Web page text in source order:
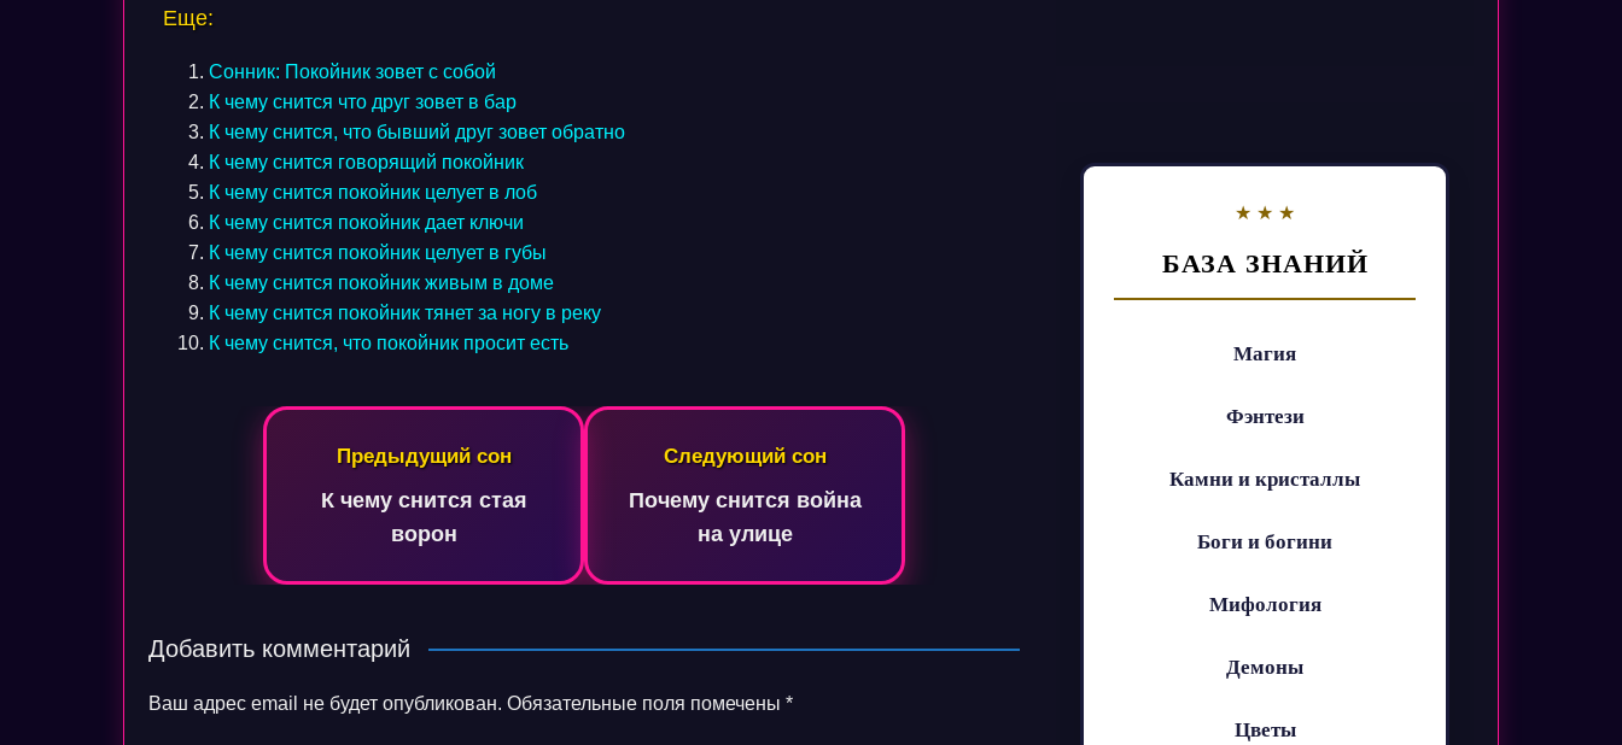
Еще:
Сонник: Покойник зовет с собой
К чему снится что друг зовет в бар
К чему снится, что бывший друг зовет обратно
К чему снится говорящий покойник
К чему снится покойник целует в лоб
К чему снится покойник дает ключи
К чему снится покойник целует в губы
К чему снится покойник живым в доме
К чему снится покойник тянет за ногу в реку
К чему снится, что покойник просит есть
Навигация
Предыдущий сон
К чему снится стая
ворон
Следующий сон
Почему снится война
на улице
Добавить комментарий
Ваш адрес email не будет опубликован. Обязательные поля помечены *
БАЗА ЗНАНИЙ
Магия
Фэнтези
Камни и кристаллы
Боги и богини
Мифология
Демоны
Цветы